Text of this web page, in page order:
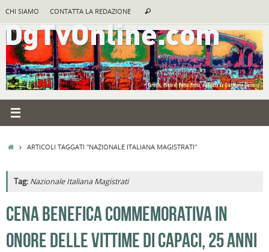
contenuto
CHI SIAMO CONTATTA LA REDAZIONE Cerca
HOMEARTICOLI TAGGATI "NAZIONALE ITALIANA MAGISTRATI"
Tag: Nazionale Italiana Magistrati
CENA BENEFICA COMMEMORATIVA IN
ONORE DELLE VITTIME DI CAPACI, 25 ANNI